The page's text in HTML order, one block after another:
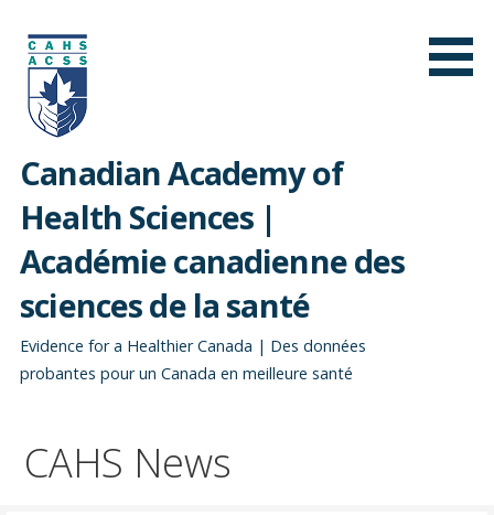
contenu
Canadian Academy of
Health Sciences |
Académie canadienne des
sciences de la santé
Evidence for a Healthier Canada | Des données
probantes pour un Canada en meilleure santé
CAHS News